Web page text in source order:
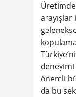
arayışlar
önemli
da bu